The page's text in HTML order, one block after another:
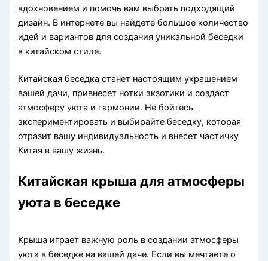
вдохновением и помочь вам выбрать подходящий
дизайн. В интернете вы найдете большое количество
идей и вариантов для создания уникальной беседки
в китайском стиле.
Китайская беседка станет настоящим украшением
вашей дачи, привнесет нотки экзотики и создаст
атмосферу уюта и гармонии. Не бойтесь
экспериментировать и выбирайте беседку, которая
отразит вашу индивидуальность и внесет частичку
Китая в вашу жизнь.
Китайская крыша для атмосферы
уюта в беседке
Крыша играет важную роль в создании атмосферы
уюта в беседке на вашей даче. Если вы мечтаете о